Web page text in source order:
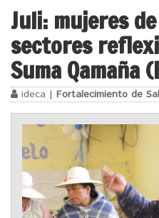
Juli: mujeres
sectores
Suma Qamaña
ideca | Fortalecimiento de